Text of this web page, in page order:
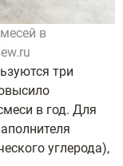
в
три
в год. Для
углерода),